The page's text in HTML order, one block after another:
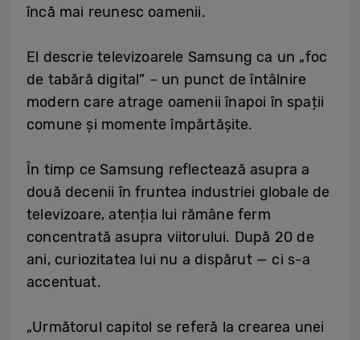
încă mai reunesc oamenii.
El descrie televizoarele Samsung ca un „foc
de tabără digital” – un punct de întâlnire
modern care atrage oamenii înapoi în spații
comune și momente împărtășite.
În timp ce Samsung reflectează asupra a
două decenii în fruntea industriei globale de
televizoare, atenția lui rămâne ferm
concentrată asupra viitorului. După 20 de
ani, curiozitatea lui nu a dispărut — ci s-a
accentuat.
„Următorul capitol se referă la crearea unei